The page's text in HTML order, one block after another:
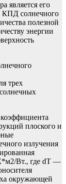
является его
КПД солнечного
полезной
энергии
трех
плоского и
излучения
Вт., где dT —
окружающей